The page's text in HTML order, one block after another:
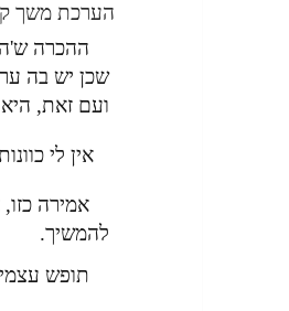
הערכת משך
ההכרה
שכן יש בה
ועם זאת, היא
אין לי
להמשיך.
תופש